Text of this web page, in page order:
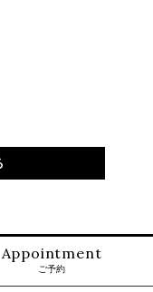
Appointment
ご予約